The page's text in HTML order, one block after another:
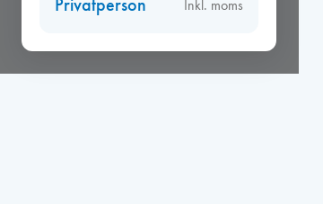
Privatperson Inkl. moms